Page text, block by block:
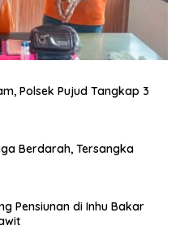
Polsek Pujud Tangkap 3
Berdarah, Tersangka
Pensiunan di Inhu Bakar